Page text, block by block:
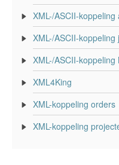
XML-/ASCII-
XML-/ASCII-
XML-/ASCII-koppeling
XML4King
XML-koppeling orders
XML-koppeling